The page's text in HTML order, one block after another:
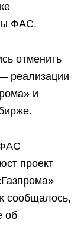
ФАС.
отменить
реализации
и
проект
сообщалось,
об